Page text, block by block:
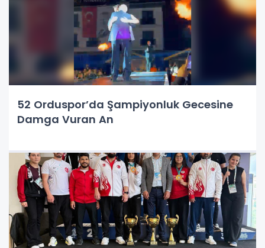
52 Orduspor’da Şampiyonluk Gecesine
Damga Vuran An